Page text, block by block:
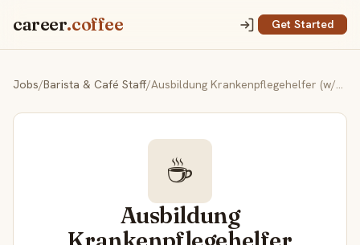
career.coffee Get Started
Jobs/Barista & Café Staff/ Ausbildung Krankenpflegehelfer (w/m/d) Start 2026
☕
Ausbildung